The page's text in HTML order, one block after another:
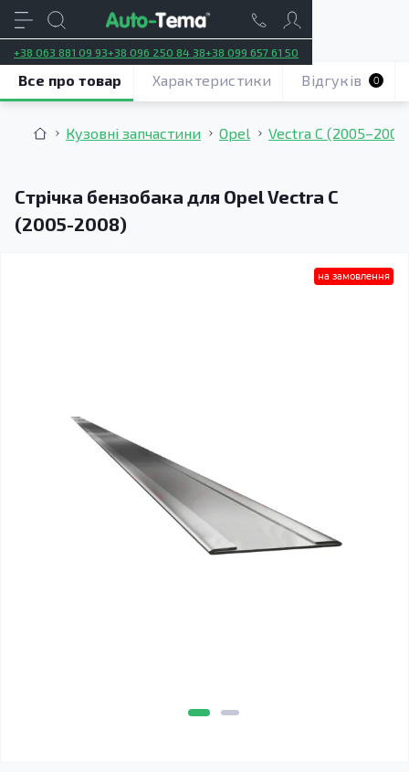
+38 063 881 09 93+38 096 250 84 38+38 099 657 61 50
Кузовні запчастини Opel Vectra C
Стрічка бензобака для Opel Vectra C
(2005-2008)
Все про товар Характеристики Відгуків 0
на замовлення